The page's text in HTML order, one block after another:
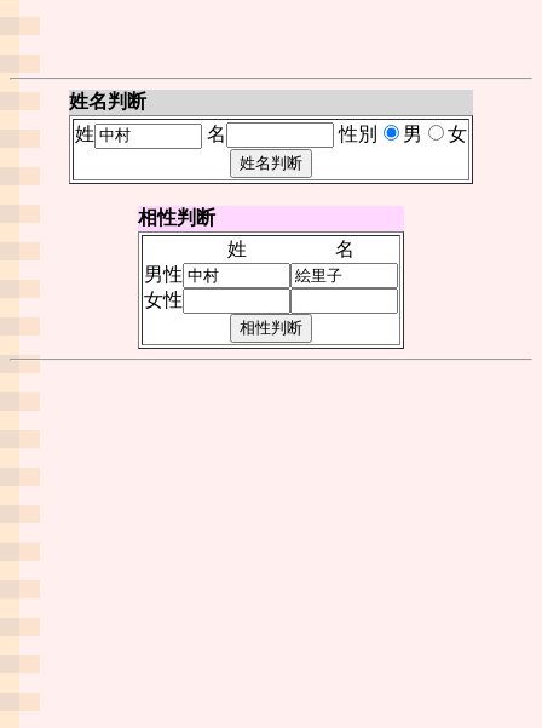
姓名判断
姓
名 性別 男 女
相性判断
姓
名
男性
女性